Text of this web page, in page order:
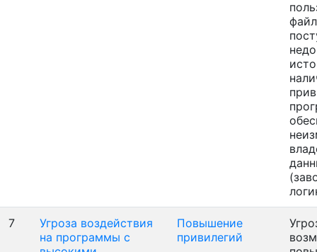
7
Угроза воздействия
на программы с
Повышение
привилегий